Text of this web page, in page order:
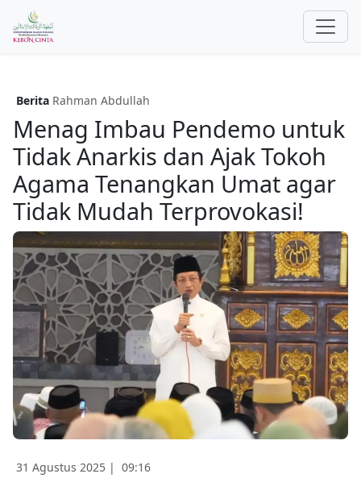
Berita Rahman Abdullah
Menag Imbau Pendemo untuk
Tidak Anarkis dan Ajak Tokoh
Agama Tenangkan Umat agar
Tidak Mudah Terprovokasi!
31 Agustus 2025 | 09:16